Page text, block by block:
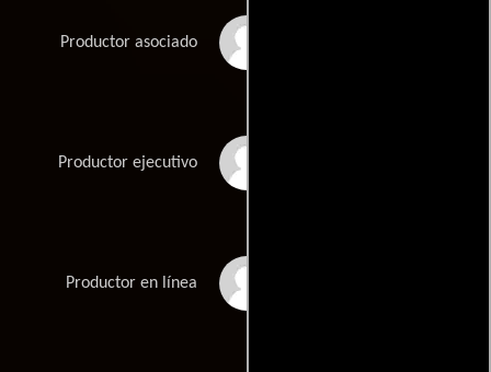
Productor asociado
Productor ejecutivo
Productor en línea